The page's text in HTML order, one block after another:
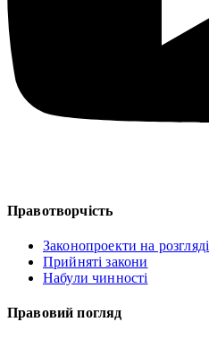
Правотворчість
Законопроекти на розгляді
Прийняті закони
Набули чинності
Правовий погляд